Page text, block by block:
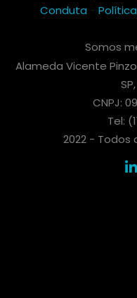
Conduta -
Somos
Alameda Vicente
CNPJ:
Tel:
2022 - Todos